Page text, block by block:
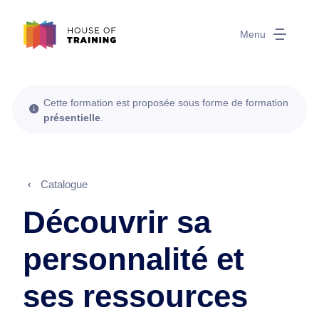
Menu
Cette formation est proposée sous forme de formation
présentielle
Catalogue
Découvrir sa
personnalité et
ses ressources